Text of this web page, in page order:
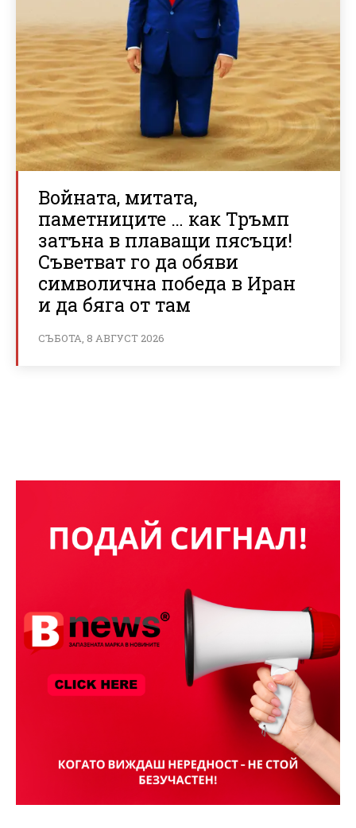
Войната, митата,
паметниците … как Тръмп
затъна в плаващи пясъци!
Съветват го да обяви
символична победа в Иран
и да бяга от там
СЪБОТА, 8 АВГУСТ 2026